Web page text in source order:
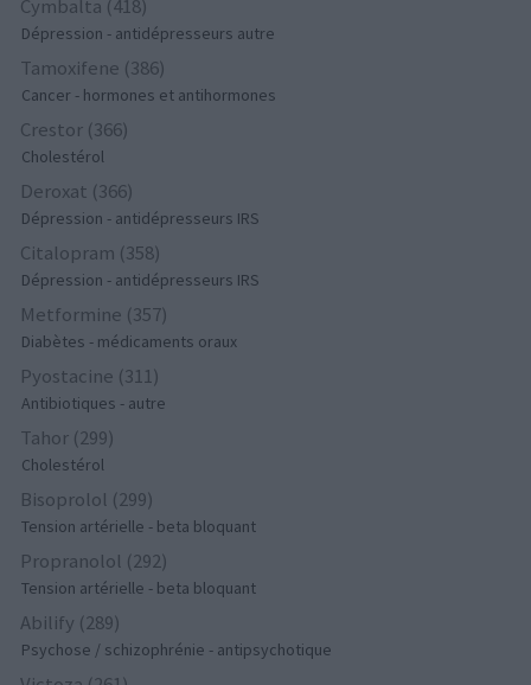
Cymbalta (418)
Dépression - antidépresseurs autre
Tamoxifene (386)
Cancer - hormones et antihormones
Crestor (366)
Cholestérol
Deroxat (366)
Dépression - antidépresseurs IRS
Citalopram (358)
Dépression - antidépresseurs IRS
Metformine (357)
Diabètes - médicaments oraux
Pyostacine (311)
Antibiotiques - autre
Tahor (299)
Cholestérol
Bisoprolol (299)
Tension artérielle - beta bloquant
Propranolol (292)
Tension artérielle - beta bloquant
Abilify (289)
Psychose / schizophrénie - antipsychotique